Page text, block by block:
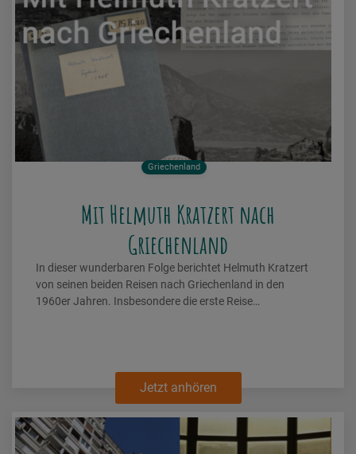
Griechenland
Mit Helmuth Kratzert nach
Griechenland
In dieser wunderbaren Folge berichtet Helmuth Kratzert
von seinen beiden Reisen nach Griechenland in den
1960er Jahren. Insbesondere die erste Reise…
Jetzt anhören